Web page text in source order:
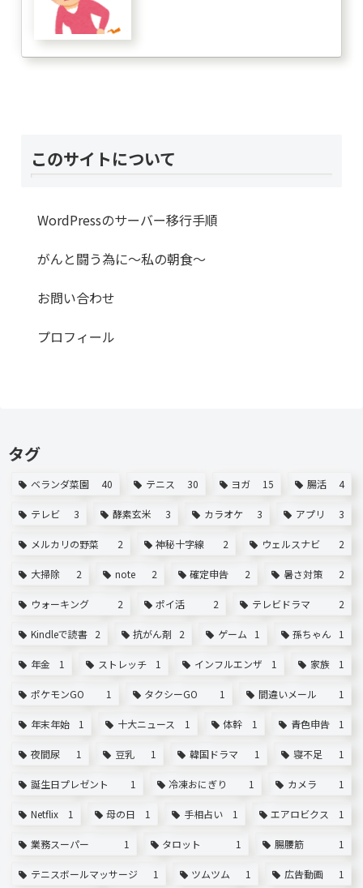
このサイトについて
WordPressのサーバー移行手順
がんと闘う為に～私の朝食～
お問い合わせ
プロフィール
タグ
ベランダ菜園 40 テニス 30 ヨガ 15 腸活 4
テレビ 3 酵素玄米 3 カラオケ 3 アプリ 3
メルカリの野菜 2 神秘十字線 2 ウェルスナビ 2
大掃除 2 note 2 確定申告 2 暑さ対策 2
ウォーキング 2 ポイ活 2 テレビドラマ 2
Kindleで読書 2 抗がん剤 2 ゲーム 1 孫ちゃん 1
年金 1 ストレッチ 1 インフルエンザ 1 家族 1
ポケモンGO 1 タクシーGO 1 間違いメール 1
年末年始 1 十大ニュース 1 体幹 1 青色申告 1
夜間尿 1 豆乳 1 韓国ドラマ 1 寝不足 1
誕生日プレゼント 1 冷凍おにぎり 1 カメラ 1
Netflix 1 母の日 1 手相占い 1 エアロビクス 1
業務スーパー 1 タロット 1 腸腰筋 1
テニスボールマッサージ 1 ツムツム 1 広告動画 1